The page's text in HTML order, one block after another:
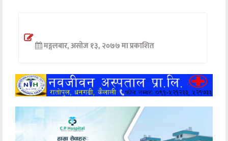
अन्तर्वार्ता
खेलकुद
मनोरञ्जन
अन्य
मङ्गलबार, असोज १३, २०७७ मा प्रकाशित